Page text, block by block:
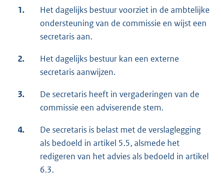
1.
Het dagelijks bestuur voorziet in de ambtelijke
ondersteuning van de commissie en wijst een
secretaris aan.
2.
Het dagelijks bestuur kan een externe
secretaris aanwijzen.
3.
De secretaris heeft in vergaderingen van de
commissie een adviserende stem.
4.
De secretaris is belast met de verslaglegging
als bedoeld in artikel 5.5, alsmede het
redigeren van het advies als bedoeld in artikel
6.3.